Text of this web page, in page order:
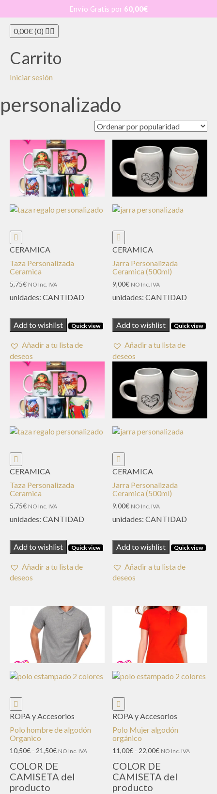
0,00€(0)
Carrito
Iniciar sesión
personalizado
CERAMICA
Taza Personalizada
Ceramica
5,75€ NO Inc. IVA
unidades: CANTIDAD
Add to wishlist Quick view
Añadir a tu lista de
deseos
CERAMICA
Taza Personalizada
Ceramica
5,75€ NO Inc. IVA
unidades: CANTIDAD
Add to wishlist Quick view
Añadir a tu lista de
deseos
CERAMICA
Jarra Personalizada
Ceramica (500ml)
9,00€ NO Inc. IVA
unidades:CANTIDAD
Add to wishlist Quick view
Añadir a tu lista de
deseos
CERAMICA
Jarra Personalizada
Ceramica (500ml)
9,00€ NO Inc. IVA
unidades:CANTIDAD
Add to wishlist Quick view
Añadir a tu lista de
deseos
ROPA y Accesorios
Polo hombre de algodón
Organico
10,50€ - 21,50€Rango
precios:
desde
NO Inc. IVA
COLOR DE
CAMISETA del
producto
ROPA y Accesorios
Polo Mujer algodón
orgánico
11,00€ - 22,00€Rango
precios:
desde
NO Inc. IVA
COLOR DE
CAMISETA del
producto
Envío Gratis por 60,00€